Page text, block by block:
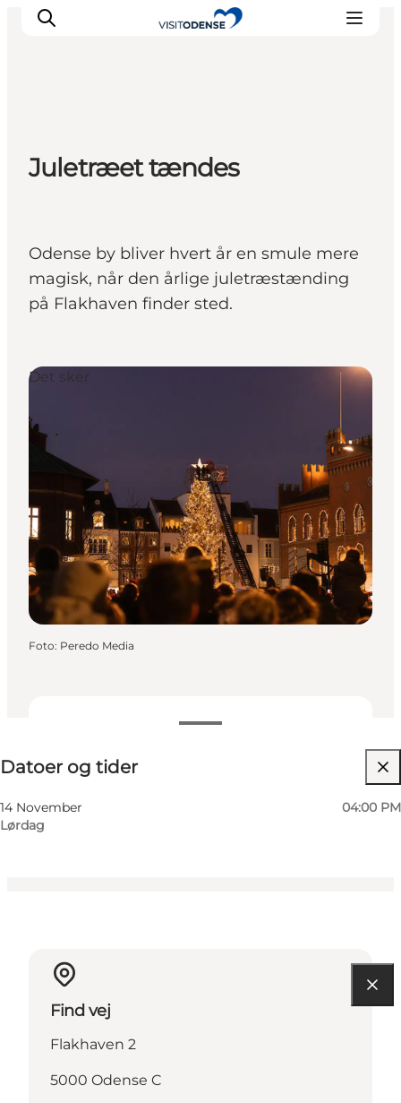
Oplev Odense
Det sker i Odense
Juletræet tændes
Odense by bliver hvert år en smule mere
magisk, når den årlige juletræstænding
på Flakhaven finder sted.
Datoer og tider
14 November
Lørdag
04:00 PM
Gratis
Mig selv, Min partner, Venner, Børn
Det sker
Foto: Peredo Media
Find vej
Flakhaven 2
5000 Odense C